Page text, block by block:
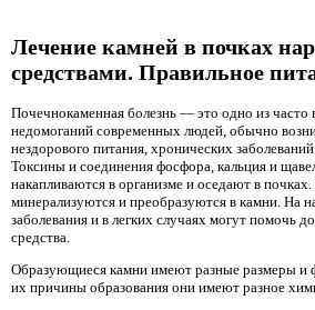
Лечение камней в почках
средствами. Правильное
Почечнокаменная болезнь — это одно из
недомоганий современных людей, обычно
нездорового питания, хронических
Токсины и соединения фосфора, кальция и
накапливаются в организме и оседают в
минерализуются и преобразуются в камни. На
заболевания и в легких случаях могут помочь
средства.
Образующиеся камни имеют разные размеры и
их причины образования они имеют разное